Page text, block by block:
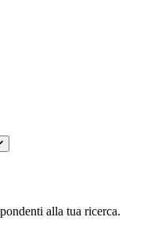
alla tua ricerca.